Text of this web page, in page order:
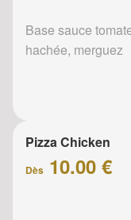
Base sauce
hachée, merguez
Pizza Chicken
Dès 10.00 €